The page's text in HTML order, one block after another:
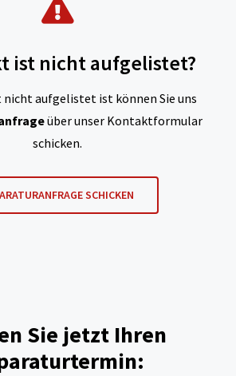
ist nicht aufgelistet?
nicht aufgelistet ist können Sie uns
über unser Kontaktformular
schicken.
SCHICKEN
Sie jetzt Ihren